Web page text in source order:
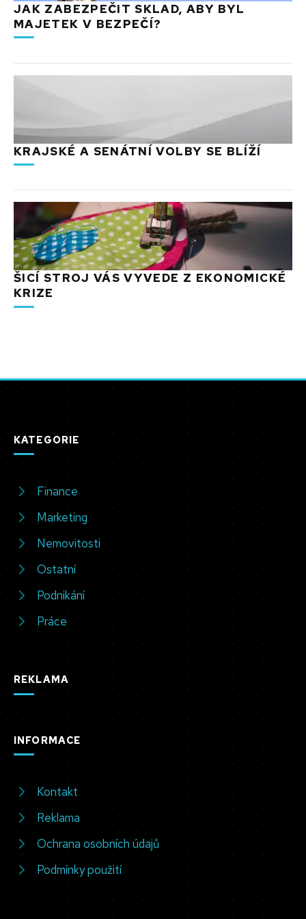
JAK ZABEZPEČIT SKLAD, ABY BYL
MAJETEK V BEZPEČÍ?
KRAJSKÉ A SENÁTNÍ VOLBY SE BLÍŽÍ
ŠICÍ STROJ VÁS VYVEDE Z EKONOMICKÉ
KRIZE
KATEGORIE
Finance
Marketing
Nemovitosti
Ostatní
Podnikání
Práce
REKLAMA
INFORMACE
Kontakt
Reklama
Ochrana osobních údajů
Podmínky použití